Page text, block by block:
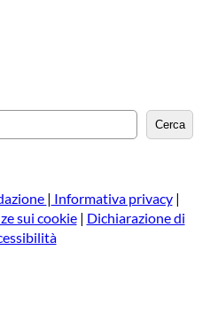
e
a
Cerca
| Informativa privacy|
sui cookie| Dichiarazione di